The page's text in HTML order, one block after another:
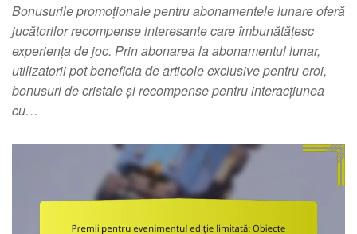
Bonusurile promoționale pentru abonamentele lunare oferă
jucătorilor recompense interesante care îmbunătățesc
experiența de joc. Prin abonarea la abonamentul lunar,
utilizatorii pot beneficia de articole exclusive pentru eroi,
bonusuri de cristale și recompense pentru interacțiunea
cu…